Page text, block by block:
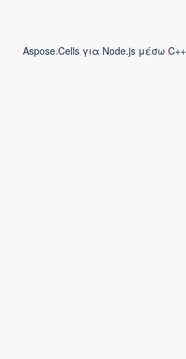
Aspose.Cells για Node.js μέσω